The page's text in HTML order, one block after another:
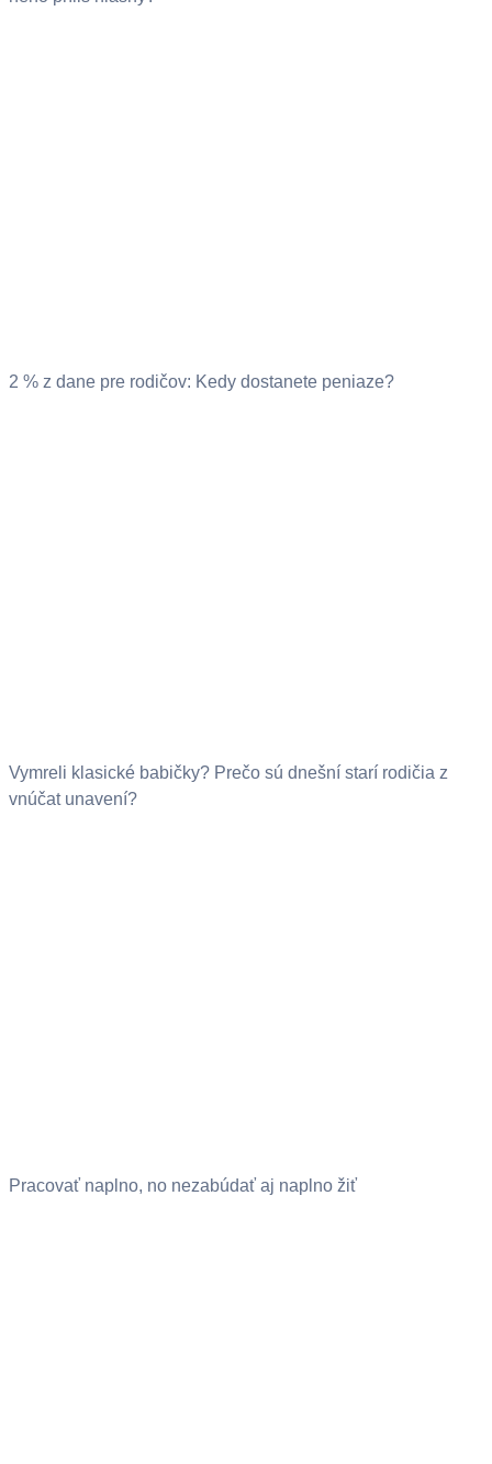
2 % z dane pre rodičov: Kedy dostanete peniaze?
Vymreli klasické babičky? Prečo sú dnešní starí rodičia z
vnúčat unavení?
Pracovať naplno, no nezabúdať aj naplno žiť